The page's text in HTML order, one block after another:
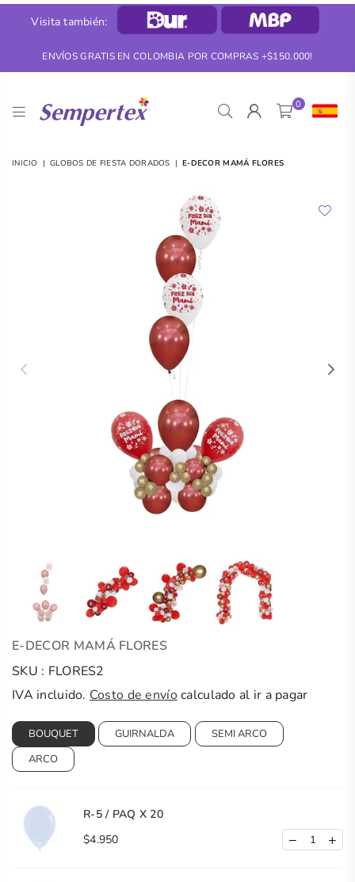
Visita también:
ENVÍOS GRATIS EN COLOMBIA POR COMPRAS +$150.000!
SEMPERTEX
0
INICIO | GLOBOS DE FIESTA DORADOS | E-DECOR MAMÁ FLORES
E-DECOR MAMÁ FLORES
SKU : FLORES2
IVA incluido. Costo de envíocalculado al ir a pagar
BOUQUET GUIRNALDA
SEMI ARCO
ARCO
R-5 / PAQ X 20
$4.950